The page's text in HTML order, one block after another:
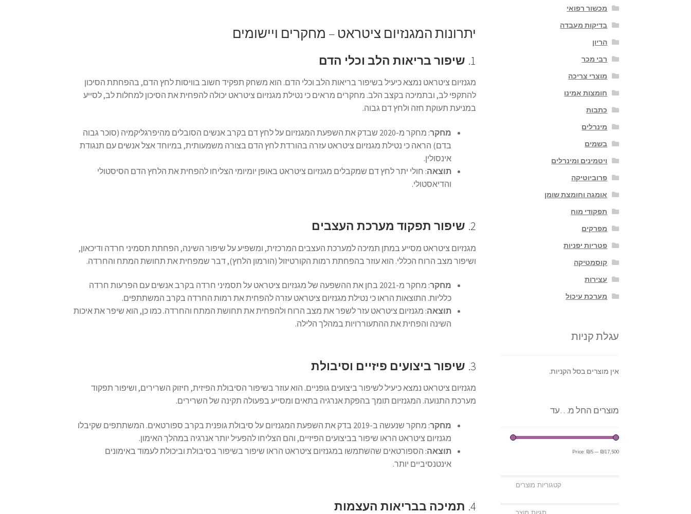
יתרונות המגנזיום ציטראט – מחקרים ויישומים
1. שיפור בריאות הלב וכלי הדם
מגנזיום ציטראט נמצא כיעיל בשיפור בריאות הלב וכלי הדם. הוא משחק תפקיד חשוב בוויסות לחץ הדם, בהפחתת הסיכון
להתקפי לב, ובתמיכה בקצב הלב. מחקרים מראים כי נטילת מגנזיום ציטראט יכולה להפחית את הסיכון למחלות לב, לסייע
במניעת תעוקת חזה ולחץ דם גבוה.
מחקר
: מחקר מ-2020 שבדק את השפעת המגנזיום על לחץ דם בקרב אנשים הסובלים מהיפרגליקמיה (סוכר גבוה
בדם) הראה כי נטילת מגנזיום ציטראט עזרה בהורדת לחץ הדם בצורה משמעותית, במיוחד אצל אנשים עם תנגודת
אינסולין.
תוצאה: חולי יתר לחץ דם שמקבלים מגנזיום ציטראט באופן יומיומי הצליחו להפחית את הלחץ הדם הסיסטולי
והדיאסטולי.
2. שיפור תפקוד מערכת העצבים
מגנזיום ציטראט מסייע במתן תמיכה למערכת העצבים המרכזית, ומשפיע על שיפור השינה, הפחתת תסמיני חרדה ודיכאון,
ושיפור מצב הרוח הכללי. הוא עוזר בהפחתת רמות הקורטיזול (הורמון הלחץ), דבר שמפחית את תחושת המתח והחרדה.
מחקר
: מחקר מ-2021 בחן את ההשפעה של מגנזיום ציטראט על תסמיני חרדה בקרב אנשים עם הפרעות חרדה
כלליות. התוצאות הראו כי נטילת מגנזיום ציטראט עזרה להפחית את רמות החרדה בקרב המשתתפים.
תוצאה: מגנזיום ציטראט עזר לשפר את מצב הרוח ולהפחית את תחושת המתח והחרדה. כמו כן, הוא שיפר את איכות
השינה והפחית את ההתעוררויות במהלך הלילה.
3. שיפור ביצועים פיזיים וסיבולת
מגנזיום ציטראט נמצא כיעיל לשיפור ביצועים גופניים. הוא עוזר בשיפור הסיבולת הפיזית, חיזוק השרירים, ושיפור תפקוד
מערכת התנועה. המגנזיום תומך בהפקת אנרגיה בתאים ומסייע בפעולה תקינה של השרירים.
מחקר
: מחקר שנעשה ב-2019 בדק את השפעת המגנזיום על סיבולת גופנית בקרב ספורטאים. המשתתפים שקיבלו
מגנזיום ציטראט הראו שיפור בביצועים הפיזיים, והם הצליחו להפעיל יותר אנרגיה במהלך האימון.
תוצאה: הספורטאים שהשתמשו במגנזיום ציטראט הראו שיפור בשיפור בסיבולת וביכולת לעמוד באימונים
אינטנסיביים יותר.
4. תמיכה בבריאות העצמות
מכשור רפואי
בדיקות מעבדה
הריון
רבי מכר
מוצרי צריכה
חומצות אמינו
כתבות
מינרלים
בשמים
ויטמינים ומינרלים
פרוביוטיקה
אומגה וחומצת שומן
תפקודי מוח
מפרקים
פטריות יפניות
קוסמטיקה
עצירות
מערכת עיכול
עגלת קניות
אין מוצרים בסל הקניות.
מוצרים החל מ…עד
Price: ₪5— ₪17,500